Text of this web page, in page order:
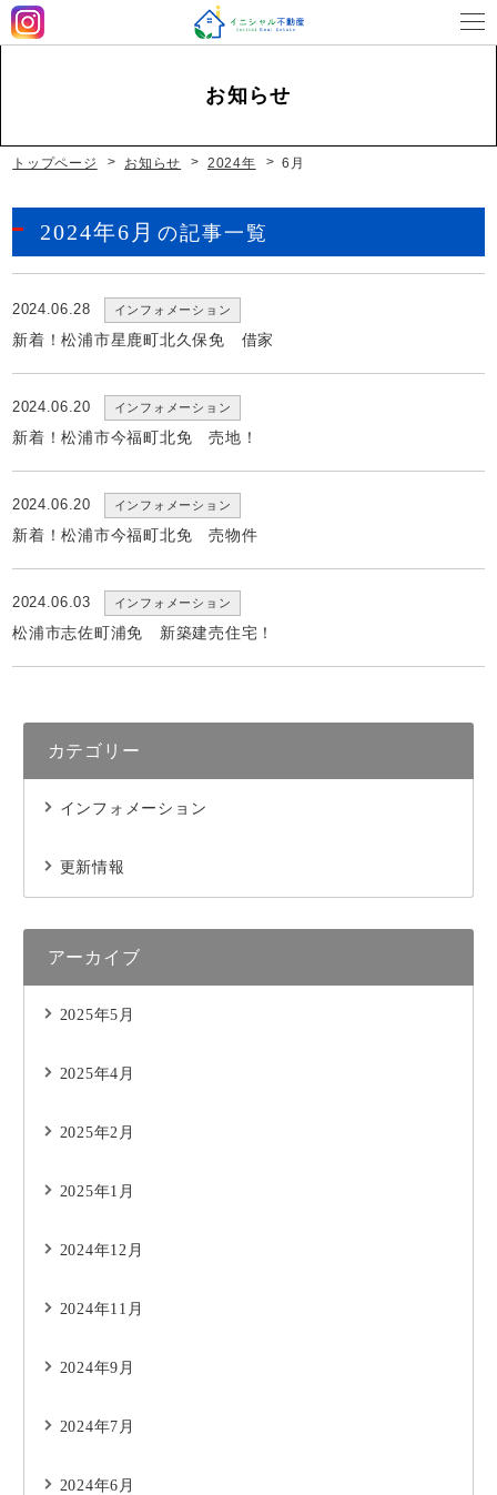
場合もあります）
定休日 日・祝休み
お知らせ
トップページ お知らせ 2024年 6月
2024年6月 の記事一覧
2024.06.28 インフォメーション
新着！松浦市星鹿町北久保免 借家
2024.06.20 インフォメーション
新着！松浦市今福町北免 売地！
2024.06.20 インフォメーション
新着！松浦市今福町北免 売物件
2024.06.03 インフォメーション
松浦市志佐町浦免 新築建売住宅！
カテゴリー
インフォメーション
更新情報
アーカイブ
2025年5月
2025年4月
2025年2月
2025年1月
2024年12月
2024年11月
2024年9月
2024年7月
2024年6月